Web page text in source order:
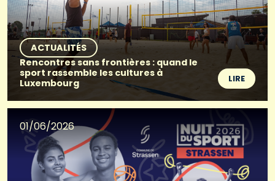
ACTUALITÉS
Rencontres sans frontières : quand le
sport rassemble les cultures à
Luxembourg
LIRE
01/06/2026